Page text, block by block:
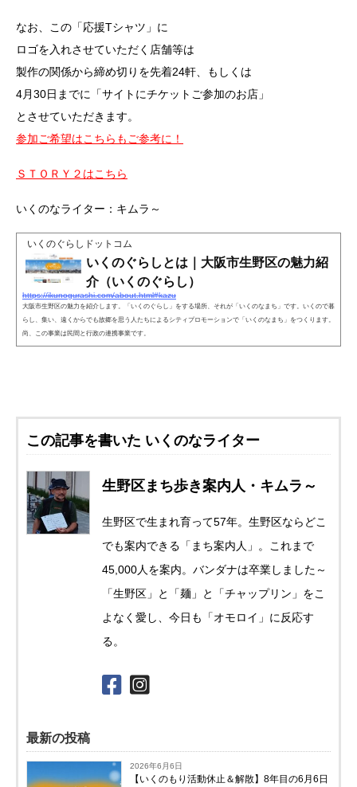
なお、この「応援Tシャツ」に
ロゴを入れさせていただく店舗等は
製作の関係から締め切りを先着24軒、もしくは
4月30日までに「サイトにチケットご参加のお店」
とさせていただきます。
参加ご希望はこちらもご参考に！
ＳＴＯＲＹ２はこちら
いくのなライター：キムラ～
いくのぐらしドットコム
いくのぐらしとは｜大阪市生野区の魅力紹
介（いくのぐらし）
https://ikunogurashi.com/about.html#kazu
大阪市生野区の魅力を紹介します。「いくのぐらし」をする場所、それが「いくのなまち」です。いくので暮
らし、集い、遠くからでも故郷を思う人たちによるシティプロモーションで「いくのなまち」をつくります。
尚、この事業は民間と行政の連携事業です。
この記事を書いた いくのなライター
生野区まち歩き案内人・キムラ～
生野区で生まれ育って57年。生野区ならどこ
でも案内できる「まち案内人」。これまで
45,000人を案内。バンダナは卒業しました～
「生野区」と「麺」と「チャップリン」をこ
よなく愛し、今日も「オモロイ」に反応す
る。
最新の投稿
2026年6月6日
【いくのもり活動休止＆解散】8年目の6月6日